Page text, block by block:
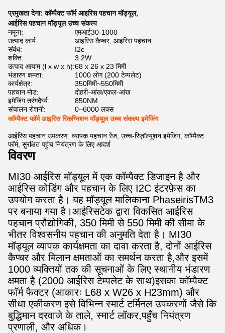
प्रमुखता देना:कॉम्पैक्ट फॉर्म आइरिस पहचान मॉड्यूल,
आईरिस पहचान मॉड्यूल उच्च संकल्प
नमूना:
एमआई30-1000
उत्पाद कार्य:
आइरिस कैप्चर, आइरिस पहचान
संबंध:
I2c
शक्ति:
3.2W
उत्पाद आयाम (l x w x h):68 x 26 x 23 मिमी
भंडारण क्षमता:
1000 लोग (200 टेम्पलेट)
कार्यक्षेत्र:
350मिमी~550मिमी
पहचान मोड:
दोहरी-आंख/एकल-आंख
इमेजिंग तरंगदैर्घ्य:
850NM
संचालन रोशनी:
0~6000 लक्स
कॉम्पैक्ट फॉर्म आइरिस रिकग्निशन मॉड्यूल उच्च संकल्प इमेजिंग
आईरिस पहचान उपकरण: व्यापक पहचान रेंज, उच्च-रिज़ॉल्यूशन इमेजिंग, कॉम्पैक्ट
फॉर्म, सुरक्षित पहुंच नियंत्रण के लिए आदर्श
विवरण
MI30 आईरिस मॉड्यूल में एक कॉम्पैक्ट डिजाइन है और
आईरिस कोडिंग और पहचान के लिए I2C इंटरफ़ेस का
उपयोग करता है। यह मॉड्यूल मालिकाना PhaseirisTM3
पर बनाया गया है।आईरिसटेक द्वारा विकसित आईरिस
पहचान प्रौद्योगिकी, 350 मिमी से 550 मिमी की सीमा के
भीतर विश्वसनीय पहचान की अनुमति देता है। MI30
मॉड्यूल व्यापक कार्यक्षमता का दावा करता है, दोनों आईरिस
कैप्चर और मिलान क्षमताओं का समर्थन करता है,और इसमें
1000 व्यक्तियों तक की सूचनाओं के लिए स्थानीय भंडारण
क्षमता है (2000 आईरिस टेम्पलेट के साथ)इसका कॉम्पैक्ट
फॉर्म फैक्टर (आकारः L68 x W26 x H23mm) और
सीधा एकीकरण इसे विभिन्न स्मार्ट टर्मिनल उपकरणों जैसे कि
बुद्धिमान दरवाजे के ताले, स्मार्ट लॉकर,पहुँच नियंत्रण
प्रणाली, और अधिक।